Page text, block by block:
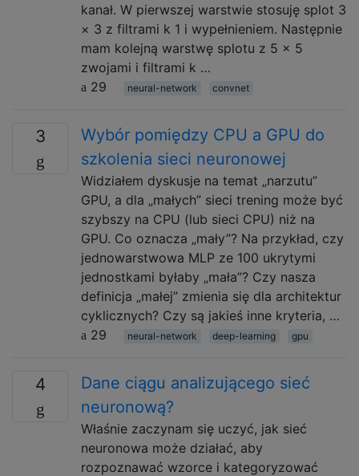
kanał. W pierwszej warstwie stosuję splot 3
× 3 z filtrami k 1 i wypełnieniem. Następnie
mam kolejną warstwę splotu z 5 x 5
zwojami i filtrami k …
29
neural-network convnet
3
Wybór pomiędzy CPU a GPU do
szkolenia sieci neuronowej
Widziałem dyskusje na temat „narzutu”
GPU, a dla „małych” sieci trening może być
szybszy na CPU (lub sieci CPU) niż na
GPU. Co oznacza „mały”? Na przykład, czy
jednowarstwowa MLP ze 100 ukrytymi
jednostkami byłaby „mała”? Czy nasza
definicja „małej” zmienia się dla architektur
cyklicznych? Czy są jakieś inne kryteria, …
29
neural-network deep-learning gpu
4
Dane ciągu analizującego sieć
neuronową?
Właśnie zaczynam się uczyć, jak sieć
neuronowa może działać, aby
rozpoznawać wzorce i kategoryzować